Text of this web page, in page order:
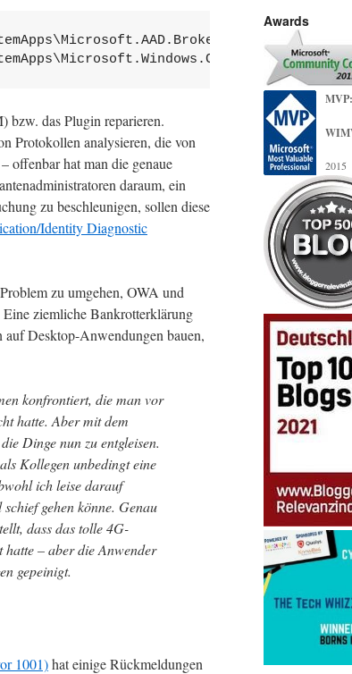
bzw. das Plugin reparieren.
Protokollen analysieren, die von
offenbar hat man die genaue
daraum, ein
zu beschleunigen, sollen diese
Identity Diagnostic
zu umgehen, OWA und
ziemliche Bankrotterklärung
Desktop-Anwendungen bauen,
konfrontiert, die man vor
hatte. Aber mit dem
Dinge nun zu entgleisen.
Kollegen unbedingt eine
ich leise darauf
gehen könne. Genau
dass das tolle 4G-
– aber die Anwender
gepeinigt.
1001)hat einige Rückmeldungen
Awards
MVP:
2015